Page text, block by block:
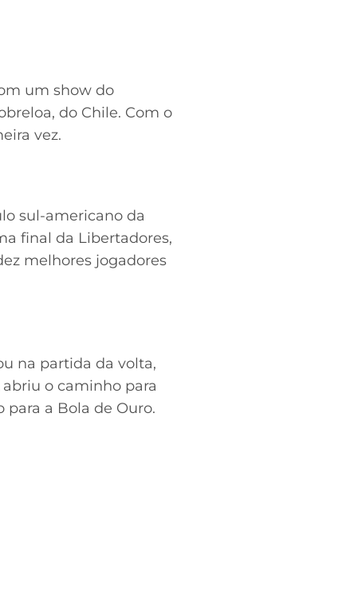
um show do
do Chile. Com o
vez.
sul-americano da
final da Libertadores,
melhores jogadores
na partida da volta,
o caminho para
a Bola de Ouro.